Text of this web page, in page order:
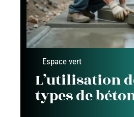
Espace vert
L’utilisation
types de